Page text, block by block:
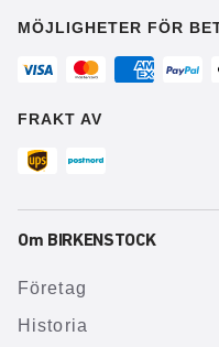
MÖJLIGHETER FÖR
FRAKT AV
Om BIRKENSTOCK
Företag
Historia